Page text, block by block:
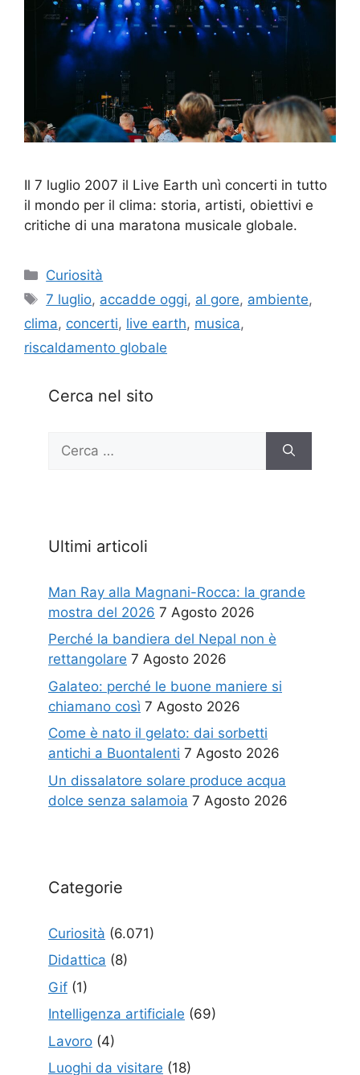
Il 7 luglio 2007 il Live Earth unì concerti in tutto
il mondo per il clima: storia, artisti, obiettivi e
critiche di una maratona musicale globale.
Categorie
Curiosità
Tag
7 luglio, accadde oggi, al gore, ambiente,
clima, concerti, live earth, musica,
riscaldamento globale
Cerca nel sito
per:
Ultimi articoli
Man Ray alla Magnani-Rocca: la grande
mostra del 2026 7 Agosto 2026
Perché la bandiera del Nepal non è
rettangolare 7 Agosto 2026
Galateo: perché le buone maniere si
chiamano così 7 Agosto 2026
Come è nato il gelato: dai sorbetti
antichi a Buontalenti 7 Agosto 2026
Un dissalatore solare produce acqua
dolce senza salamoia 7 Agosto 2026
Categorie
Curiosità (6.071)
Didattica (8)
Gif (1)
Intelligenza artificiale (69)
Lavoro (4)
Luoghi da visitare (18)